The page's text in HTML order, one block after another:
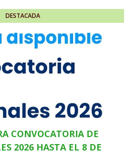
DESTACADA
CONVOCATORIA DE
2026 HASTA EL 8 DE